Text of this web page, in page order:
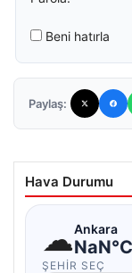
Beni hatırla
Paylaş:
Hava Durumu
☁Ankara
NaN°C
ŞEHIR SEÇ